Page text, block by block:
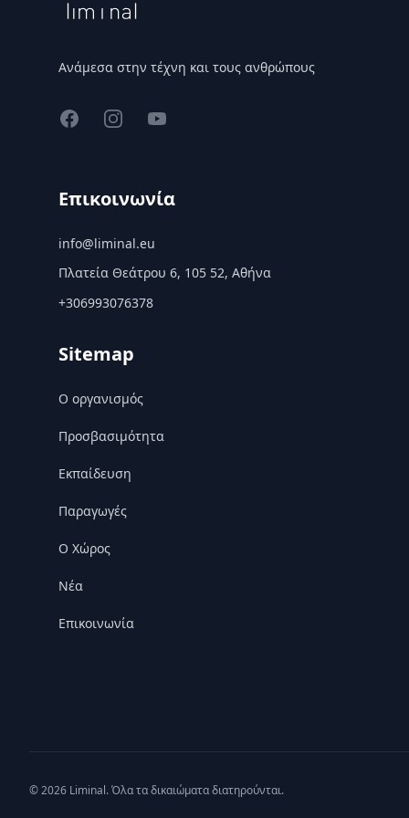
Ανάμεσα στην τέχνη και τους ανθρώπους
FacebookInstagramYouTube
Επικοινωνία
info@liminal.eu
Πλατεία Θεάτρου 6, 105 52, Αθήνα
+306993076378
Sitemap
Ο οργανισμός
Προσβασιμότητα
Εκπαίδευση
Παραγωγές
Ο Χώρος
Nέα
Επικοινωνία
© 2026 Liminal. Όλα τα δικαιώματα διατηρούνται.